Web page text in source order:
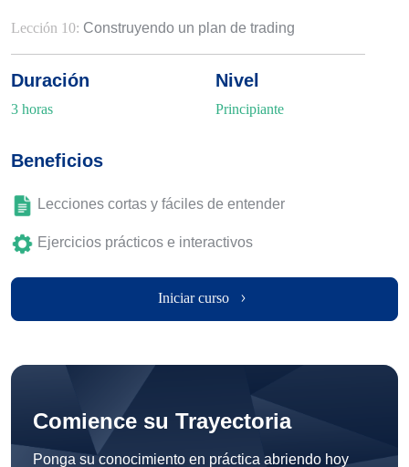
Lección 10: Construyendo un plan de trading
Duración
3 horas
Nivel
Principiante
Beneficios
Lecciones cortas y fáciles de entender
Ejercicios prácticos e interactivos
Iniciar curso
Comience su Trayectoria
Ponga su conocimiento en práctica abriendo hoy